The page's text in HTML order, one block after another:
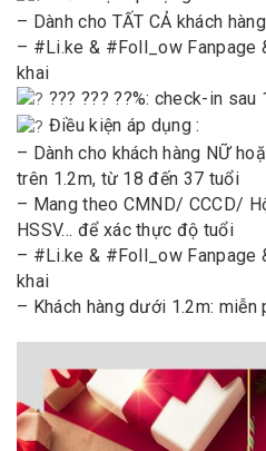
– Dành cho TẤT CẢ khách
– #Li.ke & #Foll_ow Fanpage
khai
??? ??? ??%: check-in sau
Điều kiện áp dụng :
– Dành cho khách hàng NỮ
trên 1.2m, từ 18 đến 37 tuổi
– Mang theo CMND/ CCCD/
HSSV… để xác thực độ tuổi
– #Li.ke & #Foll_ow Fanpage
khai
– Khách hàng dưới 1.2m: miễn